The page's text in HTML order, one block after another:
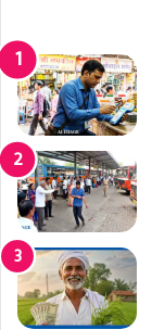
आ
द
र्श
;
वि
रो
धी
प
क्षा
ती
ल
न
ग
ड
क
र
ज
यं
ती
नि
मि
त्त
भ
व्य
मि
र